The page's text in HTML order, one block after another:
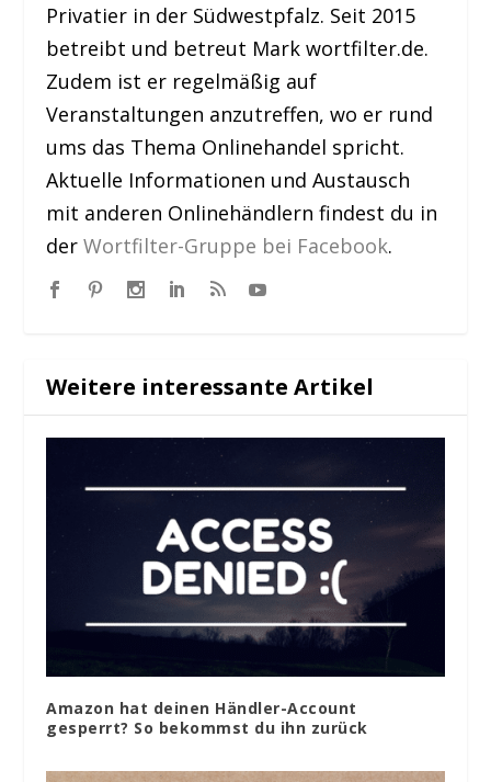
Privatier in der Südwestpfalz. Seit 2015
betreibt und betreut Mark wortfilter.de.
Zudem ist er regelmäßig auf
Veranstaltungen anzutreffen, wo er rund
ums das Thema Onlinehandel spricht.
Aktuelle Informationen und Austausch
mit anderen Onlinehändlern findest du in
derWortfilter-Gruppe bei Facebook.
Weitere interessante Artikel
Amazon hat deinen Händler-Account
gesperrt? So bekommst du ihn zurück